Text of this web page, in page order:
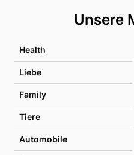
Unsere
Health
Liebe
Family
Tiere
Automobile